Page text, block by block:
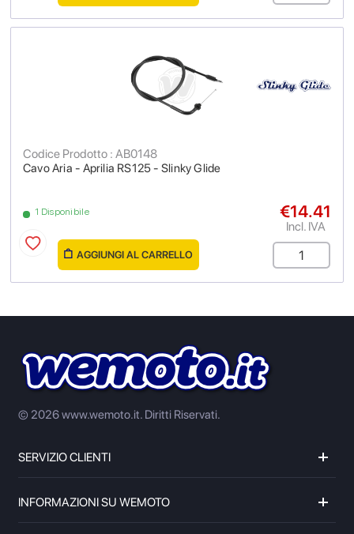
Cavo Aria - Aprilia RS125 - Slinky Glide
Codice Prodotto : AB0148
1 Disponibile €14.41
Incl. IVA
AGGIUNGI AL CARRELLO
© 2026 www.wemoto.it. Diritti Riservati.
SERVIZIO CLIENTI
INFORMAZIONI SU WEMOTO